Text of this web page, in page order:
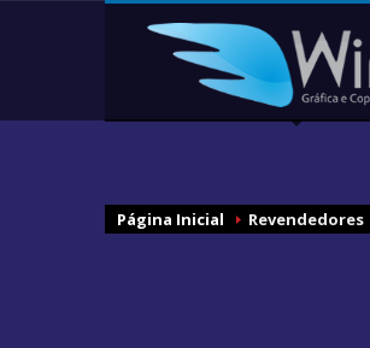
Página Inicial Revendedores